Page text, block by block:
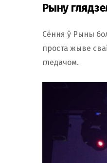
Рыну
Сёння ў Рыны
проста жыве
гледачом.